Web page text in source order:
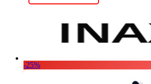
9.470.000 ₫.
-25%